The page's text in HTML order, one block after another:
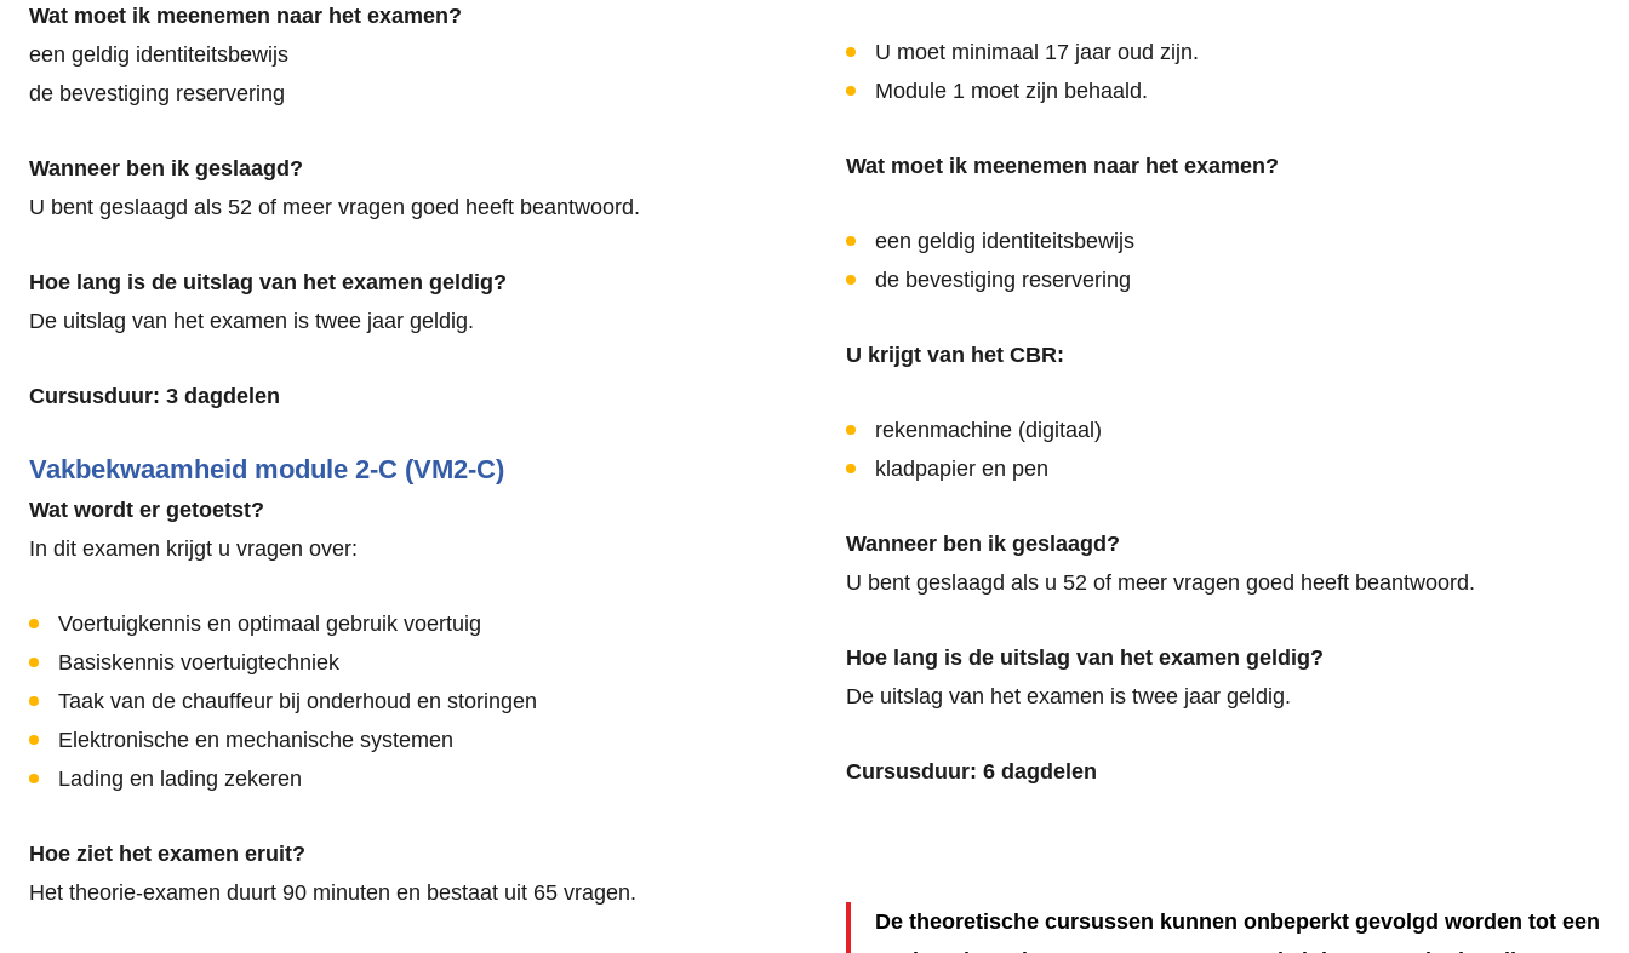
Wat moet ik meenemen naar het examen?
een geldig identiteitsbewijs
de bevestiging reservering
Wanneer ben ik geslaagd?
U bent geslaagd als 52 of meer vragen goed heeft beantwoord.
Hoe lang is de uitslag van het examen geldig?
De uitslag van het examen is twee jaar geldig.
Cursusduur: 3 dagdelen
Vakbekwaamheid module 2-C (VM2-C)
Wat wordt er getoetst?
In dit examen krijgt u vragen over:
Voertuigkennis en optimaal gebruik voertuig
Basiskennis voertuigtechniek
Taak van de chauffeur bij onderhoud en storingen
Elektronische en mechanische systemen
Lading en lading zekeren
Hoe ziet het examen eruit?
Het theorie-examen duurt 90 minuten en bestaat uit 65 vragen.
U moet minimaal 17 jaar oud zijn.
Module 1 moet zijn behaald.
Wat moet ik meenemen naar het examen?
een geldig identiteitsbewijs
de bevestiging reservering
U krijgt van het CBR:
rekenmachine (digitaal)
kladpapier en pen
Wanneer ben ik geslaagd?
U bent geslaagd als u 52 of meer vragen goed heeft beantwoord.
Hoe lang is de uitslag van het examen geldig?
De uitslag van het examen is twee jaar geldig.
Cursusduur: 6 dagdelen
De theoretische cursussen kunnen onbeperkt gevolgd worden tot een